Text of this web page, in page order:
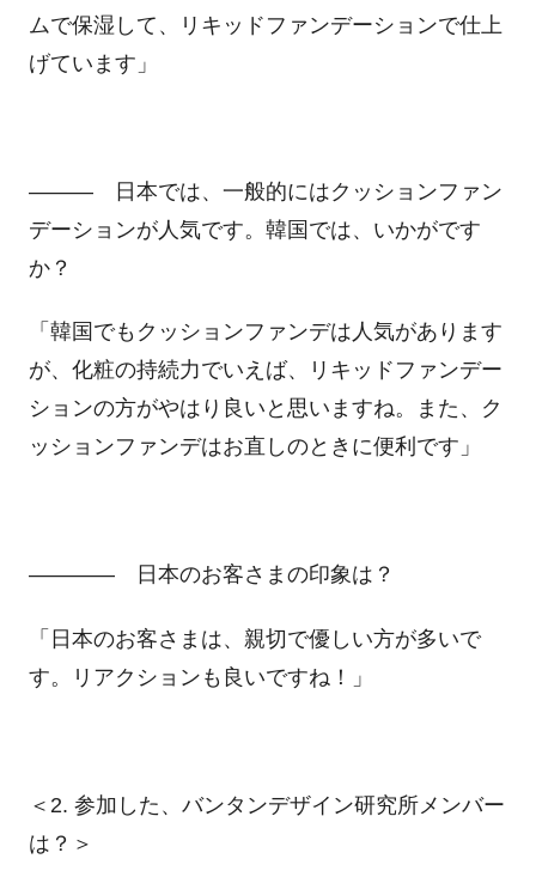
ムで保湿して、リキッドファンデーションで仕上
げています」
――― 日本では、一般的にはクッションファン
デーションが人気です。韓国では、いかがです
か？
「韓国でもクッションファンデは人気があります
が、化粧の持続力でいえば、リキッドファンデー
ションの方がやはり良いと思いますね。また、ク
ッションファンデはお直しのときに便利です」
―――― 日本のお客さまの印象は？
「日本のお客さまは、親切で優しい方が多いで
す。リアクションも良いですね！」
＜ 2. 参加した、バンタンデザイン研究所メンバー
は？＞